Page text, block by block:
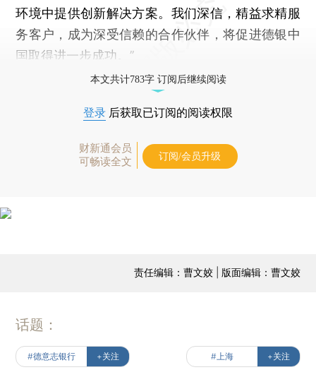
环境中提供创新解决方案。我们深信，精益求精服
务客户，成为深受信赖的合作伙伴，将促进德银中
国取得进一步成功。”
本文共计783字 订阅后继续阅读
登录 后获取已订阅的阅读权限
财新通会员
可畅读全文
订阅/会员升级
责任编辑：曹文姣 | 版面编辑：曹文姣
话题：
#德意志银行 +关注 #上海 +关注